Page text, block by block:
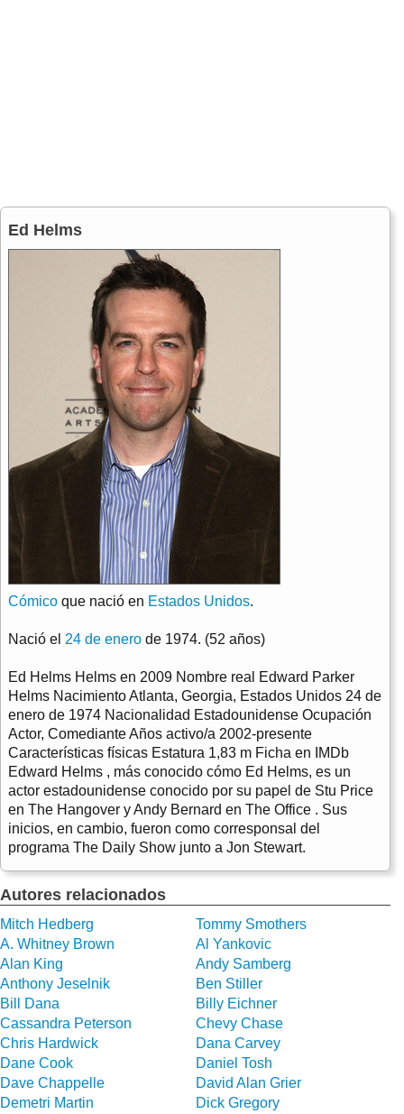
Ed Helms
Cómico que nació en Estados Unidos.
Nació el 24 de enero de 1974. (52 años)
Ed Helms Helms en 2009 Nombre real Edward Parker
Helms Nacimiento Atlanta, Georgia, Estados Unidos 24 de
enero de 1974 Nacionalidad Estadounidense Ocupación
Actor, Comediante Años activo/a 2002-presente
Características físicas Estatura 1,83 m Ficha en IMDb
Edward Helms , más conocido cómo Ed Helms, es un
actor estadounidense conocido por su papel de Stu Price
en The Hangover y Andy Bernard en The Office . Sus
inicios, en cambio, fueron como corresponsal del
programa The Daily Show junto a Jon Stewart.
Autores relacionados
Mitch Hedberg
Tommy Smothers
A. Whitney Brown
Al Yankovic
Alan King
Andy Samberg
Anthony Jeselnik
Ben Stiller
Bill Dana
Billy Eichner
Cassandra Peterson
Chevy Chase
Chris Hardwick
Dana Carvey
Dane Cook
Daniel Tosh
Dave Chappelle
David Alan Grier
Demetri Martin
Dick Gregory